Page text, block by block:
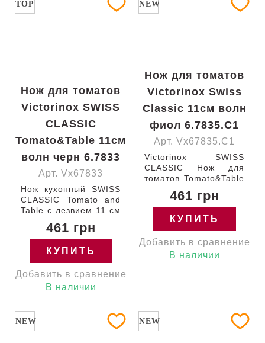
TOP
Нож для томатов
Victorinox SWISS
CLASSIC
Tomato&Table 11см
волн черн 6.7833
Арт. Vx67833
Нож кухонный SWISS
CLASSIC Tomato and
Table с лезвием 11 см
с закругленным
кончиком и черной
ручкой Victorinox
6.7833 Швейцария
461 грн
КУПИТЬ
Добавить в сравнение
В наличии
NEW
Нож для томатов
Victorinox Swiss
Classic 11см волн
фиол 6.7835.C1
Арт. Vx67835.C1
Victorinox SWISS
CLASSIC Нож для
томатов Tomato&Table
закругленный кончик /
серрейторное / с
фиолетовой ручкой
(BP) 111-11-w
Швейцария 6.7835.C1
Гарантия:
461 грн
КУПИТЬ
Добавить в сравнение
В наличии
NEW NEW